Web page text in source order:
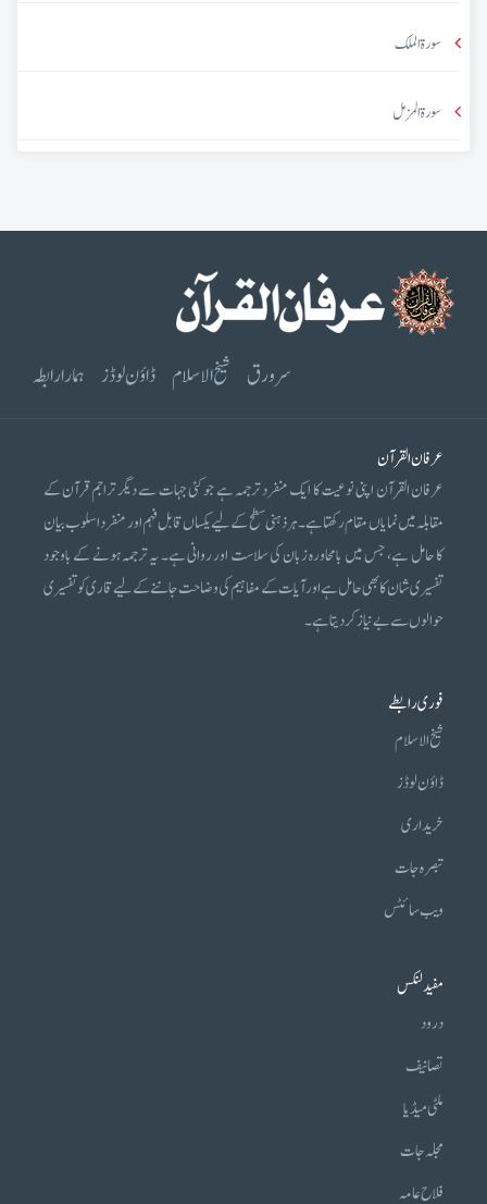
سورۃ الملک
سورۃ المزمل
سرورق شیخ الاسلام ڈاؤن لوڈز ہمارا رابطہ
عرفان القرآن
عرفان القرآن اپنی نوعیت کا ایک منفرد ترجمہ ہے جو کئی جہات سے دیگر تراجم قرآن کے
مقابلہ میں نمایاں مقام رکھتا ہے۔ ہر ذہنی سطح کے لیے یکساں قابل فہم اور منفرد اسلوب بیان
کا حامل ہے، جس میں بامحاورہ زبان کی سلاست اور روانی ہے۔ یہ ترجمہ ہونے کے باوجود
تفسیری شان کا بھی حامل ہے اور آیات کے مفاہیم کی وضاحت جاننے کے لیے قاری کو تفسیری
حوالوں سے بے نیاز کر دیتا ہے۔
فوری رابطے
شیخ الاسلام
ڈاؤن لوڈز
خریداری
تبصرہ جات
ویب سائٹس
مفید لنکس
درود
تصانیف
ملٹی میڈیا
مجلہ جات
فلاح عامہ